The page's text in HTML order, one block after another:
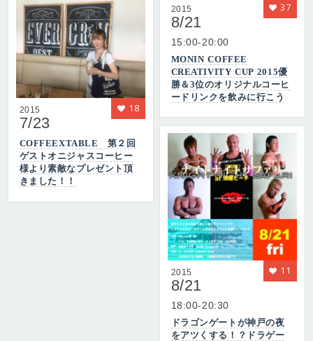
2015
7/23
COFFEEXTABLE 第２回
ゲストオニジャスコーヒー
様より素敵なプレゼント頂
きました！！
18
2015
8/21
15:00-20:00
MONIN COFFEE
CREATIVITY CUP 2015優
勝＆3位のオリジナルコーヒ
ードリンクを飲みに行こう
37
2015
8/21
18:00-20:30
ドラゴンゲートが神戸の夜
をアツくする！？ドラゲー
11